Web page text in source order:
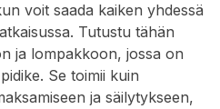
voit saada kaiken yhdessä
Tutustu tähän
ja lompakkoon, jossa on
Se toimii kuin
ja säilytykseen,